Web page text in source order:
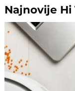
Najnovije Hi